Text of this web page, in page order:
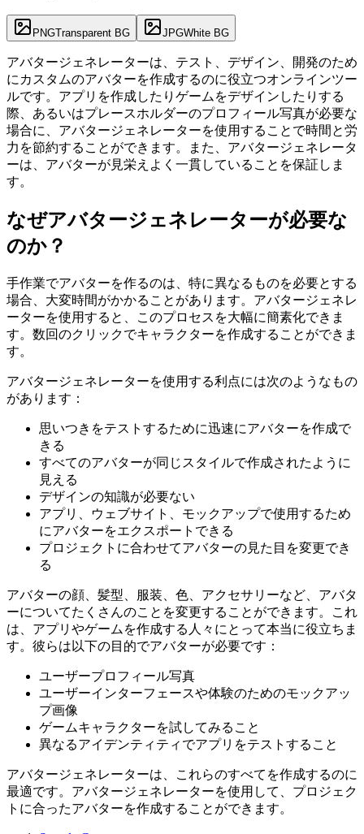
PNGTransparent BG JPGWhite BG
アバタージェネレーターは、テスト、デザイン、開発のため
にカスタムのアバターを作成するのに役立つオンラインツー
ルです。アプリを作成したりゲームをデザインしたりする
際、あるいはプレースホルダーのプロフィール写真が必要な
場合に、アバタージェネレーターを使用することで時間と労
力を節約することができます。また、アバタージェネレータ
ーは、アバターが見栄えよく一貫していることを保証しま
す。
なぜアバタージェネレーターが必要な
のか？
手作業でアバターを作るのは、特に異なるものを必要とする
場合、大変時間がかかることがあります。アバタージェネレ
ーターを使用すると、このプロセスを大幅に簡素化できま
す。数回のクリックでキャラクターを作成することができま
す。
アバタージェネレーターを使用する利点には次のようなもの
があります：
思いつきをテストするために迅速にアバターを作成で
きる
すべてのアバターが同じスタイルで作成されたように
見える
デザインの知識が必要ない
アプリ、ウェブサイト、モックアップで使用するため
にアバターをエクスポートできる
プロジェクトに合わせてアバターの見た目を変更でき
る
アバターの顔、髪型、服装、色、アクセサリーなど、アバタ
ーについてたくさんのことを変更することができます。これ
は、アプリやゲームを作成する人々にとって本当に役立ちま
す。彼らは以下の目的でアバターが必要です：
ユーザープロフィール写真
ユーザーインターフェースや体験のためのモックアッ
プ画像
ゲームキャラクターを試してみること
異なるアイデンティティでアプリをテストすること
アバタージェネレーターは、これらのすべてを作成するのに
最適です。アバタージェネレーターを使用して、プロジェク
トに合ったアバターを作成することができます。